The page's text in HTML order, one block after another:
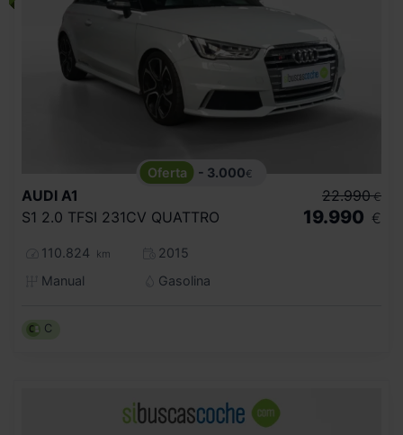
- 3.000€
AUDI A1
S1 2.0 TFSI 231CV QUATTRO
110.824 km
2015
Manual
Gasolina
22.990 €
19.990 €
C